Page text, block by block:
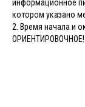
информационное
котором указано
2. Время начала и
ОРИЕНТИРОВОЧНОЕ!